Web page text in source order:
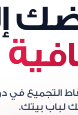
التجميع في
لباب بيتك.